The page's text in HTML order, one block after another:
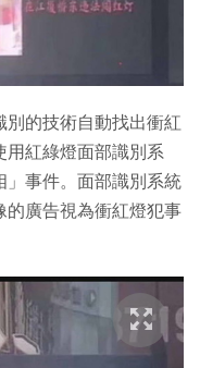
的技術自動找出衝紅
用紅綠燈面部識別系
」事件。面部識別系統
的廣告視為衝紅燈犯事